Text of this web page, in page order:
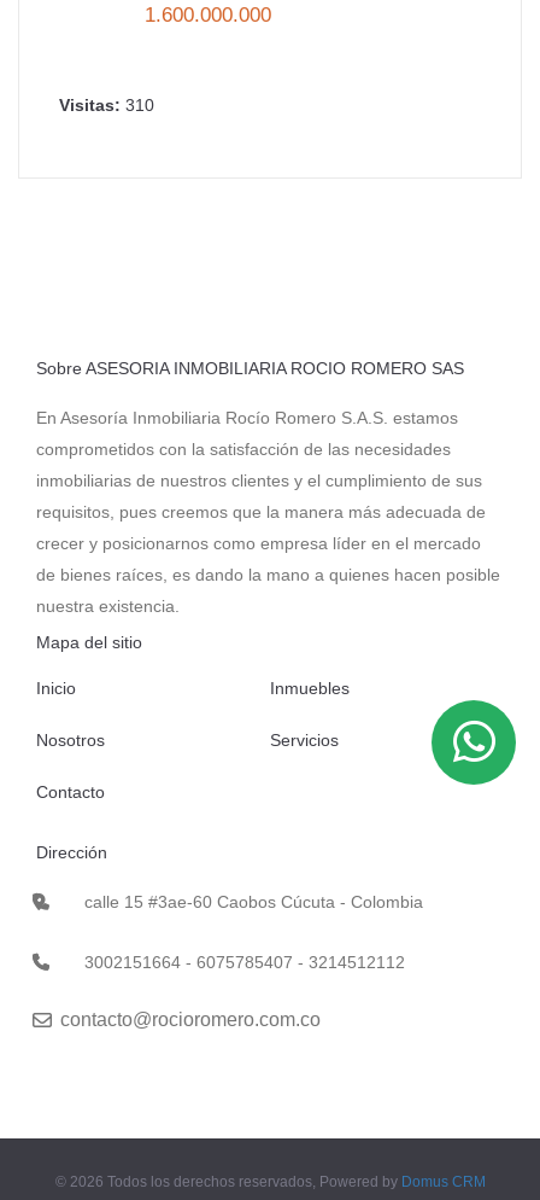
1.600.000.000
Visitas: 310
Sobre ASESORIA INMOBILIARIA ROCIO ROMERO SAS
En Asesoría Inmobiliaria Rocío Romero S.A.S. estamos
comprometidos con la satisfacción de las necesidades
inmobiliarias de nuestros clientes y el cumplimiento de sus
requisitos, pues creemos que la manera más adecuada de
crecer y posicionarnos como empresa líder en el mercado
de bienes raíces, es dando la mano a quienes hacen posible
nuestra existencia.
Mapa del sitio
Inicio Inmuebles
Nosotros Servicios
Contacto
Dirección
calle 15 #3ae-60 Caobos Cúcuta - Colombia
3002151664 - 6075785407 - 3214512112
contacto@rocioromero.com.co
© 2026 Todos los derechos reservados, Powered by Domus CRM